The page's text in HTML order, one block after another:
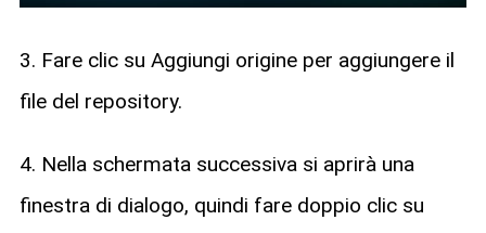
3. Fare clic su Aggiungi origine per aggiungere il
file del repository.
4. Nella schermata successiva si aprirà una
finestra di dialogo, quindi fare doppio clic su